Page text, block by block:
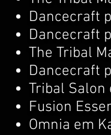
Dancecraft
Dancecraft
The Tribal
Dancecraft
Tribal Salon
Fusion
Omnia em